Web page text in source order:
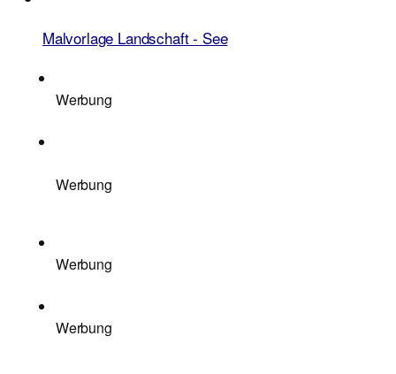
Malvorlage Landschaft - See
Werbung
Werbung
Werbung
Werbung